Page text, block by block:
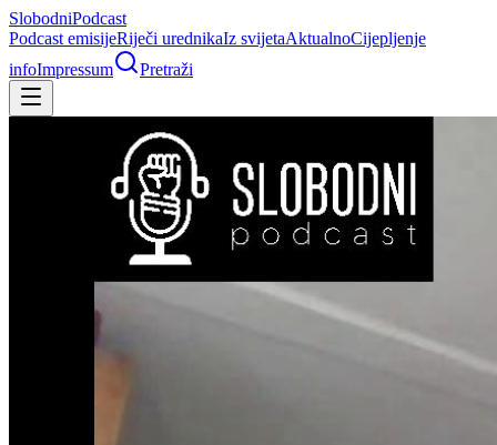
SlobodniPodcast
Podcast emisijeRiječi urednikaIz svijetaAktualnoCijepljenje
infoImpressum Pretraži